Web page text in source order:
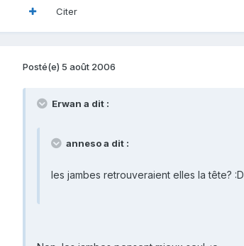
Citer
Posté(e) 5 août 2006
Erwan a dit :
anneso a dit :
les jambes retrouveraient elles la tête? :D